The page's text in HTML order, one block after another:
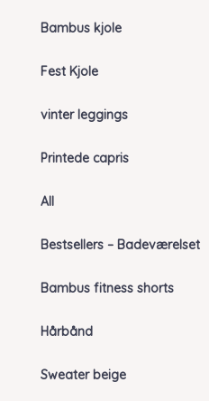
Bambus kjole
Fest Kjole
vinter leggings
Printede capris
All
Bestsellers – Badeværelset
Bambus fitness shorts
Hårbånd
Sweater beige